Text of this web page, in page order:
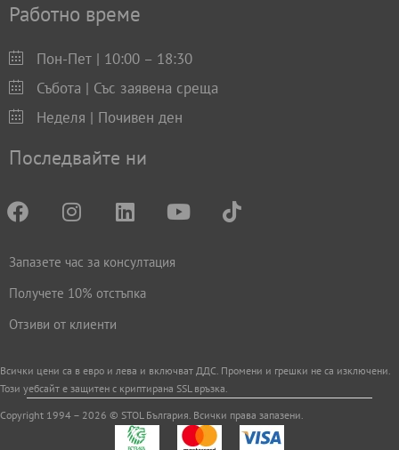
Работно време
Пон-Пет | 10:00 – 18:30
Събота | Със заявена среща
Неделя | Почивен ден
Последвайте ни
Запазете час за консултация
Получете 10% отстъпка
Отзиви от клиенти
Всички цени са в евро и левa и включват ДДС. Промени и грешки не са изключени.
Този уебсайт е защитен с криптирана SSL връзка.
Copyright 1994 – 2026 © STOL България. Всички права запазени.